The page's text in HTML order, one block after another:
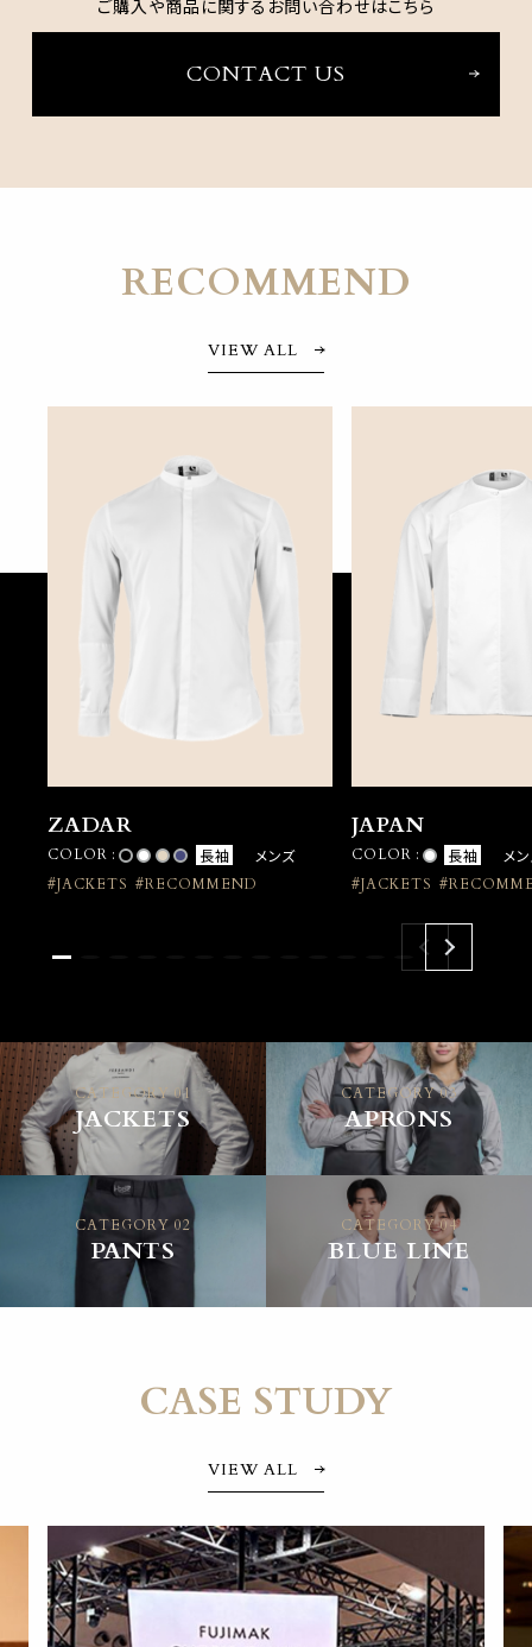
ご購入や商品に関するお問い合わせはこちら
CONTACT US
RECOMMEND
VIEW ALL
ZADAR
COLOR : 長袖 メンズ
#JACKETS #RECOMMEND
JAPAN
COLOR : 長袖 メ
#JACKETS
CATEGORY 01
JACKETS
CATEGORY 02
PANTS
CATEGORY 03
APRONS
CATEGORY 04
BLUE LINE
CASE STUDY
VIEW ALL